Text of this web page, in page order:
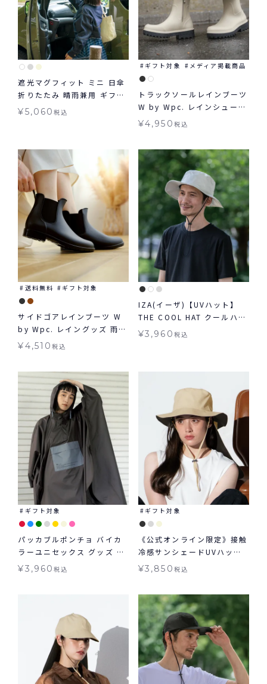
遮光マグフィット ミニ 日傘
折りたたみ 晴雨兼用 ギフト
対象 送料無料 Wpc.
¥5,060税込
ギフト対象 メディア掲載商品
トラックソールレインブーツ
W by Wpc. レインシューズ
ギフト対象
¥4,950 税込
送料無料 ギフト対象
サイドゴアレインブーツ W
by Wpc. レイングッズ 雨靴
ギフト対象 送料無料
¥4,510税込
IZA(イーザ)【UVハット】
THE COOL HAT クールハッ
ト 接触冷感 帽子 UV グッズ
¥3,960 税込
ギフト対象
パッカブルポンチョ バイカ
ラーユニセックス グッズ W
by Wpc. ギフト対象 レイン
¥3,960税込
ギフト対象
《公式オンライン限定》接触
冷感サンシェードUVハット
かぶる日傘 W by Wpc. 帽
¥3,850 税込